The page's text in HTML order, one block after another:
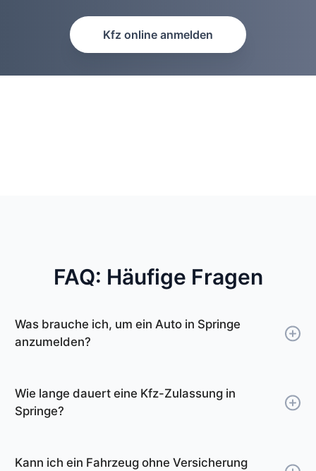
Kfz online anmelden
FAQ: Häufige Fragen
Was brauche ich, um ein Auto in Springe
anzumelden?
Zulassungsbescheinigung Teil I und Teil II, einen
Nachweis über die Hauptuntersuchung (HU),
und ggf. eine Vollmacht sowie das SEPA-
Wie lange dauert eine Kfz-Zulassung in
Springe?
Kann ich ein Fahrzeug ohne Versicherung